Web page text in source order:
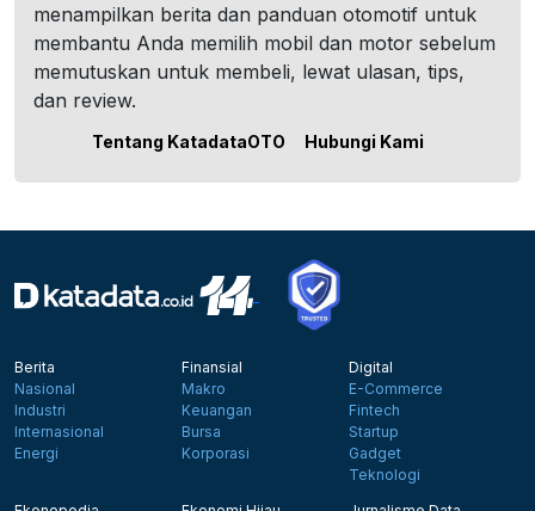
menampilkan berita dan panduan otomotif untuk
membantu Anda memilih mobil dan motor sebelum
memutuskan untuk membeli, lewat ulasan, tips,
dan review.
Tentang KatadataOTO Hubungi Kami
Berita
Nasional
Industri
Internasional
Energi
Finansial
Makro
Keuangan
Bursa
Korporasi
Digital
E-Commerce
Fintech
Startup
Gadget
Teknologi